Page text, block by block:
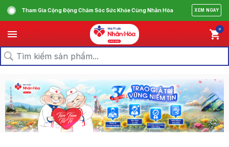
Tham Gia Cộng Động Chăm Sóc Sức Khỏe Cùng Nhân Hòa XEM NGAY
0